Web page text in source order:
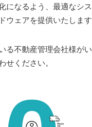
になるよう、最適なシ
ウェアを提供いたします
る不動産管理会社様が
せください。